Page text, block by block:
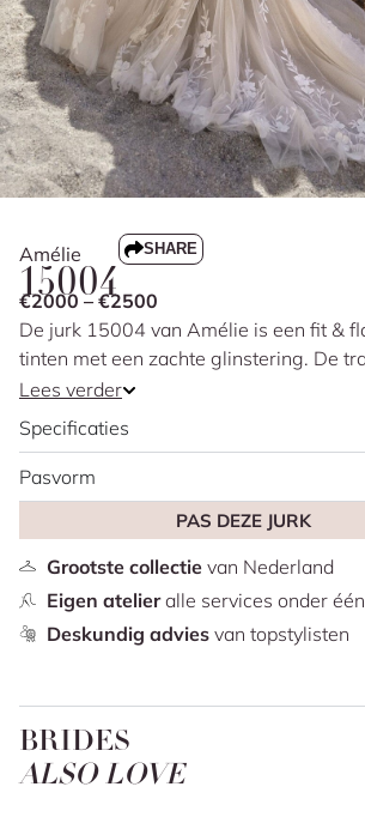
Amélie
15004
SHARE
€2000 – €2500
De jurk 15004 van Amélie is een fit &
tinten met een zachte glinstering. De
kanten top met beading heeft een V-
spaghettibandjes. De lage rug en
de jurk een open lijn. De bijpassende
mooi op aan en de rok loopt uit in een
Lees verder
Specificaties
Pasvorm
PAS DEZE JURK
Grootste collectievan Nederland
Eigen atelieralle services onder
Deskundig adviesvan topstylisten
BRIDES
ALSO LOVE